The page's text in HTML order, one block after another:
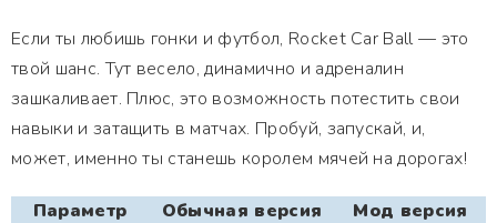
Если ты любишь гонки и футбол, Rocket Car Ball — это
твой шанс. Тут весело, динамично и адреналин
зашкаливает. Плюс, это возможность потестить свои
навыки и затащить в матчах. Пробуй, запускай, и,
может, именно ты станешь королем мячей на дорогах!
Параметр Обычная версия Мод версия